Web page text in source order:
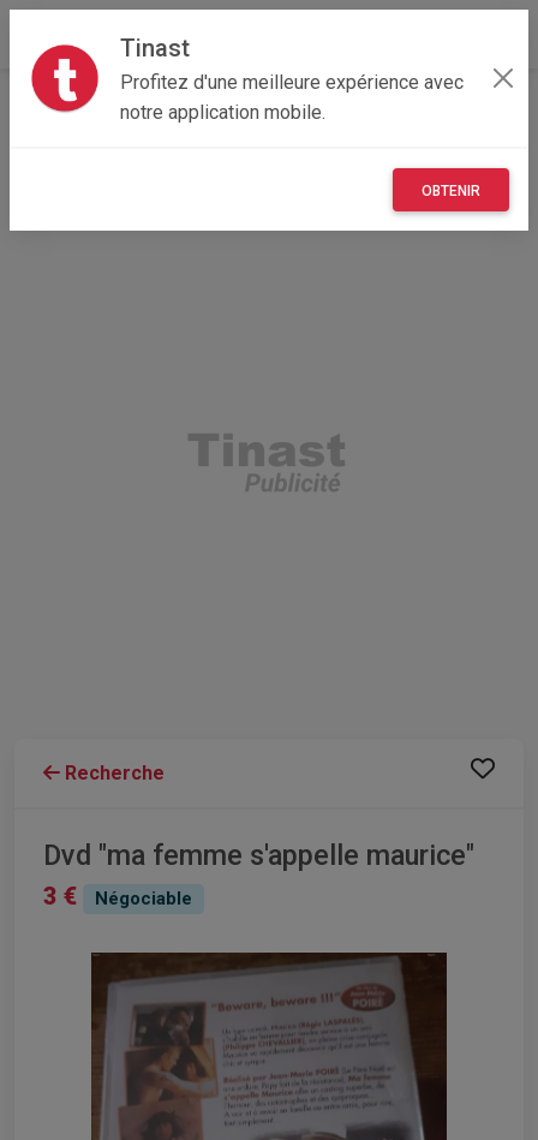
Tinast
Profitez d'une meilleure expérience avec
notre application mobile.
OBTENIR
Accueil Loisirs Centre-Val de Loire
Recherche
Dvd "ma femme s'appelle maurice"
3 € Négociable